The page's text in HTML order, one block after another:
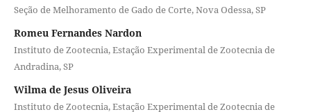
Seção de Melhoramento de Gado de Corte, Nova Odessa, SP
Romeu Fernandes Nardon
Instituto de Zootecnia, Estação Experimental de Zootecnia de
Andradina, SP
Wilma de Jesus Oliveira
Instituto de Zootecnia, Estação Experimental de Zootecnia de